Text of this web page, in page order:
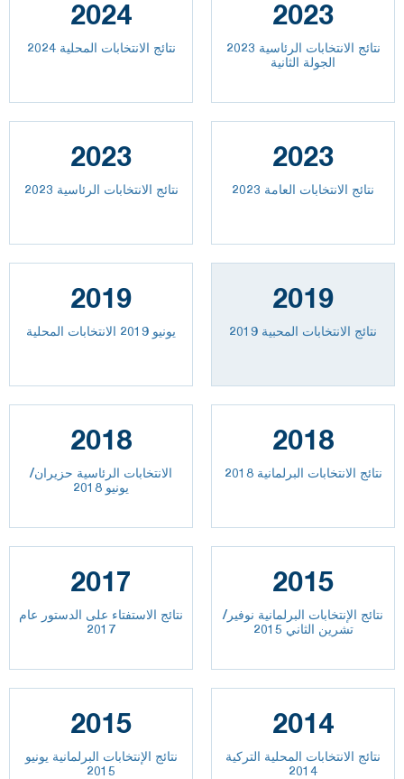
2024
نتائج الانتخابات المحلية 2024
2023
نتائج الانتخابات الرئاسية 2023
الجولة الثانية
2023
نتائج الانتخابات الرئاسية 2023
2023
2023 نتائج الانتخابات العامة
2019
يونيو 2019 الانتخابات المحلية
2019
نتائج الانتخابات المحبية 2019
2018
الانتخابات الرئاسية حزيران/
يونيو 2018
2018
نتائج الانتخابات البرلمانية 2018
2017
نتائج الاستفتاء على الدستور عام
2017
2015
نتائج الإنتخابات البرلمانية نوفير/
تشرين الثاني 2015
2015
نتائج الإنتخابات البرلمانية يونيو
2015
2014
نتائج الانتخابات المحلية التركية
2014